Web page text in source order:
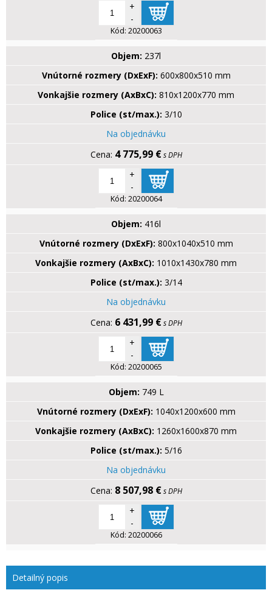
+
-
Kód: 20200063
Objem: 237l
Vnútorné rozmery (DxExF): 600x800x510 mm
Vonkajšie rozmery (AxBxC): 810x1200x770 mm
Police (st/max.): 3/10
Na objednávku
4 775,99 € s DPH
+
-
Kód: 20200064
Objem: 416l
Vnútorné rozmery (DxExF): 800x1040x510 mm
Vonkajšie rozmery (AxBxC): 1010x1430x780 mm
Police (st/max.): 3/14
Na objednávku
6 431,99 € s DPH
+
-
Kód: 20200065
Objem: 749 L
Vnútorné rozmery (DxExF): 1040x1200x600 mm
Vonkajšie rozmery (AxBxC): 1260x1600x870 mm
Police (st/max.): 5/16
Na objednávku
8 507,98 € s DPH
+
-
Kód: 20200066
Detailný popis